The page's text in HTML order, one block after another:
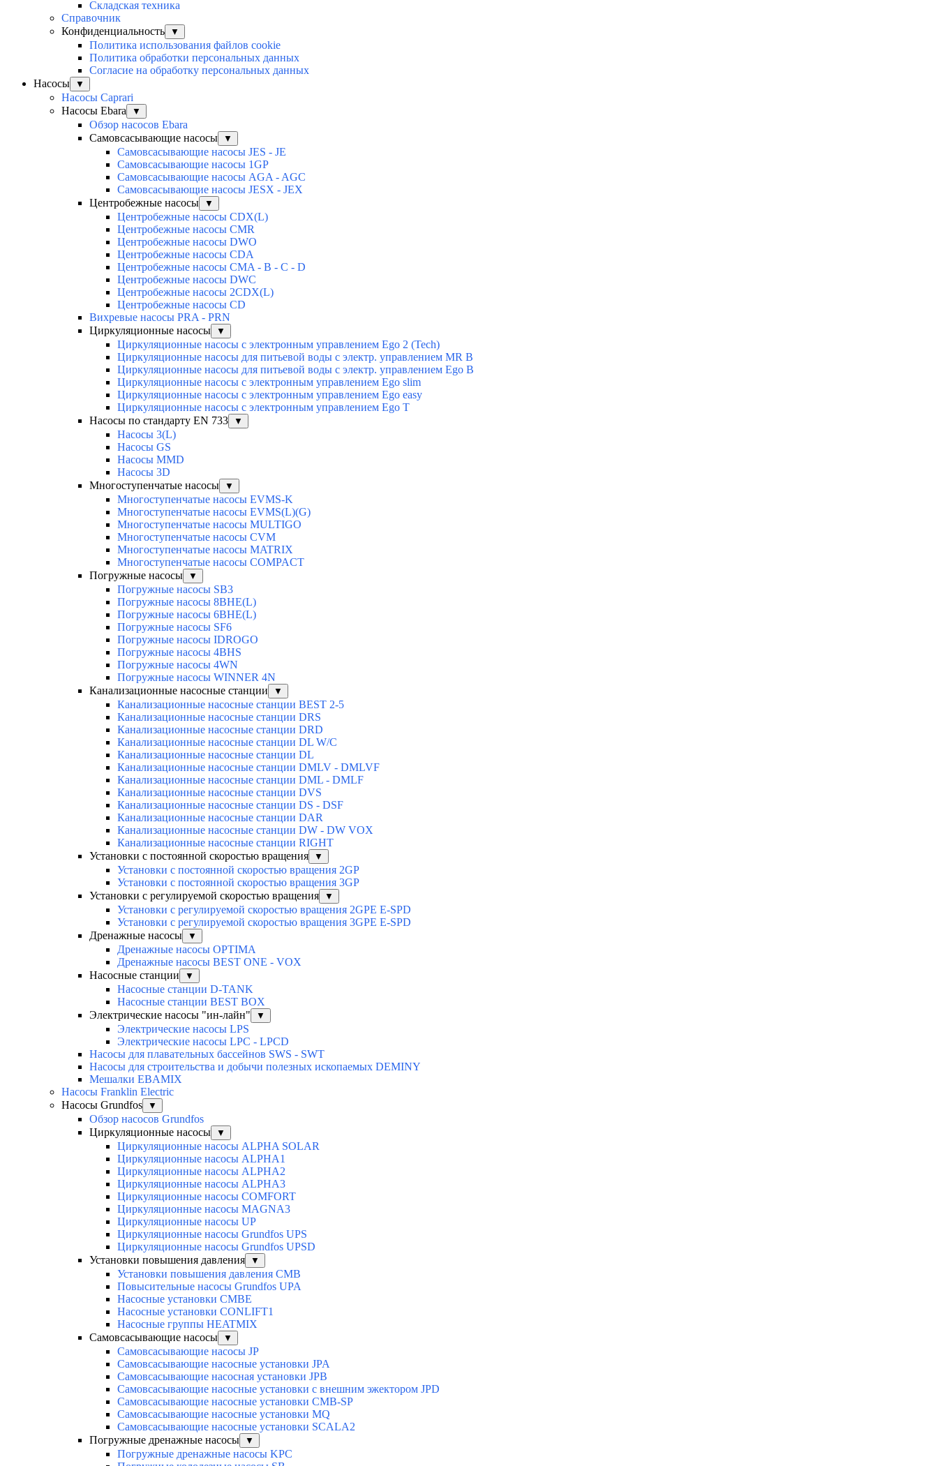
Складская техника
Справочник
Конфиденциальность
▼
Политика использования файлов cookie
Политика обработки персональных данных
Согласие на обработку персональных данных
Насосы
▼
Насосы Caprari
Насосы Ebara
▼
Обзор насосов Ebara
Самовсасывающие насосы
▼
Самовсасывающие насосы JES - JE
Самовсасывающие насосы 1GP
Самовсасывающие насосы AGA - AGC
Самовсасывающие насосы JESX - JEX
Центробежные насосы
▼
Центробежные насосы CDX(L)
Центробежные насосы CMR
Центробежные насосы DWO
Центробежные насосы CDA
Центробежные насосы CMA - B - C - D
Центробежные насосы DWC
Центробежные насосы 2CDX(L)
Центробежные насосы CD
Вихревые насосы PRA - PRN
Циркуляционные насосы
▼
Циркуляционные насосы с электронным управлением Ego 2 (Tech)
Циркуляционные насосы для питьевой воды с электр. управлением MR B
Циркуляционные насосы для питьевой воды с электр. управлением Ego B
Циркуляционные насосы с электронным управлением Ego slim
Циркуляционные насосы с электронным управлением Ego easy
Циркуляционные насосы с электронным управлением Ego T
Насосы по стандарту EN 733
▼
Насосы 3(L)
Насосы GS
Насосы MMD
Насосы 3D
Многоступенчатые насосы
▼
Многоступенчатые насосы EVMS-K
Многоступенчатые насосы EVMS(L)(G)
Многоступенчатые насосы MULTIGO
Многоступенчатые насосы CVM
Многоступенчатые насосы MATRIX
Многоступенчатые насосы COMPACT
Погружные насосы
▼
Погружные насосы SB3
Погружные насосы 8BHE(L)
Погружные насосы 6BHE(L)
Погружные насосы SF6
Погружные насосы IDROGO
Погружные насосы 4BHS
Погружные насосы 4WN
Погружные насосы WINNER 4N
Канализационные насосные станции
▼
Канализационные насосные станции BEST 2-5
Канализационные насосные станции DRS
Канализационные насосные станции DRD
Канализационные насосные станции DL W/C
Канализационные насосные станции DL
Канализационные насосные станции DMLV - DMLVF
Канализационные насосные станции DML - DMLF
Канализационные насосные станции DVS
Канализационные насосные станции DS - DSF
Канализационные насосные станции DAR
Канализационные насосные станции DW - DW VOX
Канализационные насосные станции RIGHT
Установки с постоянной скоростью вращения
▼
Установки с постоянной скоростью вращения 2GP
Установки с постоянной скоростью вращения 3GP
Установки с регулируемой скоростью вращения
▼
Установки с регулируемой скоростью вращения 2GPE E-SPD
Установки с регулируемой скоростью вращения 3GPE E-SPD
Дренажные насосы
▼
Дренажные насосы OPTIMA
Дренажные насосы BEST ONE - VOX
Насосные станции
▼
Насосные станции D-TANK
Насосные станции BEST BOX
Электрические насосы "ин-лайн"
▼
Электрические насосы LPS
Электрические насосы LPC - LPCD
Насосы для плавательных бассейнов SWS - SWT
Насосы для строительства и добычи полезных ископаемых DEMINY
Мешалки EBAMIX
Насосы Franklin Electric
Насосы Grundfos
▼
Обзор насосов Grundfos
Циркуляционные насосы
▼
Циркуляционные насосы ALPHA SOLAR
Циркуляционные насосы ALPHA1
Циркуляционные насосы ALPHA2
Циркуляционные насосы ALPHA3
Циркуляционные насосы COMFORT
Циркуляционные насосы MAGNA3
Циркуляционные насосы UP
Циркуляционные насосы Grundfos UPS
Циркуляционные насосы Grundfos UPSD
Установки повышения давления
▼
Установки повышения давления CMB
Повысительные насосы Grundfos UPA
Насосные установки CMBE
Насосные установки CONLIFT1
Насосные группы HEATMIX
Самовсасывающие насосы
▼
Самовсасывающие насосы JP
Самовсасывающие насосные установки JPA
Самовсасывающие насосная установки JPB
Самовсасывающие насосные установки с внешним эжектором JPD
Самовсасывающие насосные установки CMB-SP
Самовсасывающие насосные установки MQ
Cамовсасывающие насосные установки SCALA2
Погружные дренажные насосы
▼
Погружные дренажные насосы KPC